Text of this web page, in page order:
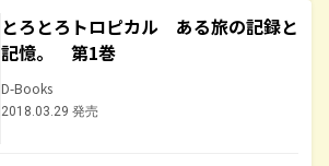
とろとろトロピカル ある旅の記録と
記憶。 第1巻
D-Books
2018.03.29 発売